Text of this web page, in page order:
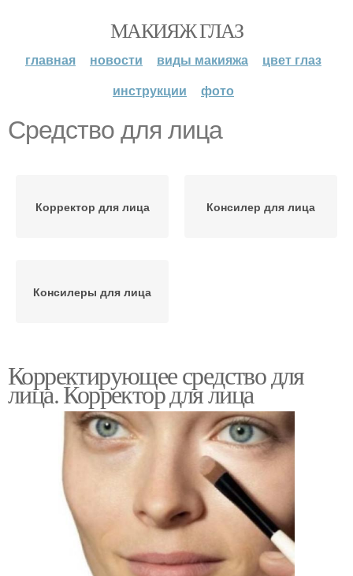
МАКИЯЖ ГЛАЗ
главная новости виды макияжа
цвет глаз
инструкции
фото
Средство для лица
Корректор для лица Консилер для лица
Консилеры для лица
Корректирующее средство для
лица. Корректор для лица